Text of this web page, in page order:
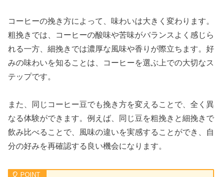
コーヒーの挽き方によって、味わいは大きく変わります。
粗挽きでは、コーヒーの酸味や苦味がバランスよく感じら
れる一方、細挽きでは濃厚な風味や香りが際立ちます。好
みの味わいを知ることは、コーヒーを選ぶ上での大切なス
テップです。
また、同じコーヒー豆でも挽き方を変えることで、全く異
なる体験ができます。例えば、同じ豆を粗挽きと細挽きで
飲み比べることで、風味の違いを実感することができ、自
分の好みを再確認する良い機会になります。